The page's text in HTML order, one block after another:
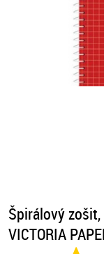
Špirálový
VICTORIA